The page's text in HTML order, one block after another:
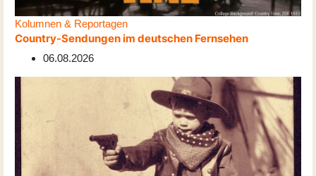
Kolumnen & Reportagen
Country-Sendungen im deutschen Fernsehen
06.08.2026